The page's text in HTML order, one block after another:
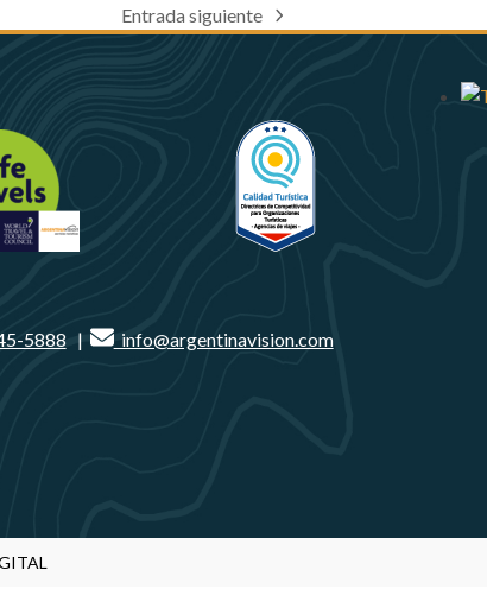
next
Entrada siguiente
5888| info@argentinavision.com